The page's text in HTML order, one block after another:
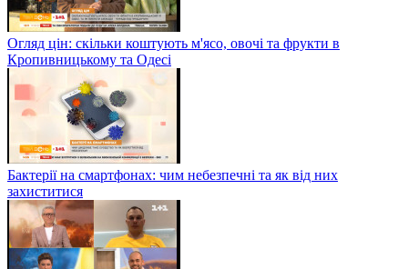
Огляд цін: скільки коштують м'ясо, овочі та фрукти в
Кропивницькому та Одесі
Бактерії на смартфонах: чим небезпечні та як від них
захиститися